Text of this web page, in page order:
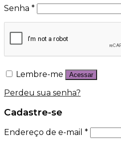
Senha *
Lembre-me Acessar
Perdeu sua senha?
Cadastre-se
Endereço de e-mail *